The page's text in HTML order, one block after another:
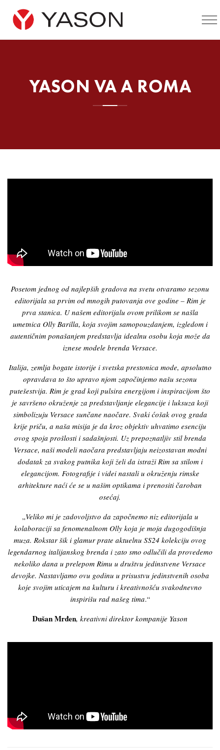
YASON VA A ROMA
Posetom jednog od najlepših gradova na svetu otvaramo sezonu
editorijala sa prvim od mnogih putovanja ove godine – Rim je
prva stanica. U našem editorijalu ovom prilikom se našla
umetnica Olly Barilla, koja svojim samopouzdanjem, izgledom i
autentičnim ponašanjem predstavlja idealnu osobu koja može da
iznese modele brenda Versace.
Italija, zemlja bogate istorije i svetska prestonica mode, apsolutno
opravdava to što upravo njom započinjemo našu sezonu
putešestvija. Rim je grad koji pulsira energijom i inspiracijom što
je savršeno okruženje za predstavljanje elegancije i luksuza koji
simbolizuju Versace sunčane naočare. Svaki ćošak ovog grada
krije priču, a naša misija je da kroz objektiv uhvatimo esenciju
ovog spoja prošlosti i sadašnjosti. Uz prepoznatljiv stil brenda
Versace, naši modeli naočara predstavljaju neizostavan modni
dodatak za svakog putnika koji želi da istraži Rim sa stilom i
elegancijom. Fotografije i videi nastali u okruženju rimske
arhitekture naći će se u našim optikama i prenositi čaroban
osećaj.
„Veliko mi je zadovoljstvo da započnemo niz editorijala u
kolaboraciji sa fenomenalnom Olly koja je moja dugogodišnja
muza. Rokstar šik i glamur prate aktuelnu SS24 kolekciju ovog
legendarnog italijanskog brenda i zato smo odlučili da provedemo
nekoliko dana u prelepom Rimu u društvu jedinstvene Versace
devojke. Nastavljamo ovu godinu u prisustvu jedinstvenih osoba
koje svojim uticajem na kulturu i kreativnošću svakodnevno
inspirišu rad našeg tima.“
Dušan Mrđen, kreativni direktor kompanije Yason